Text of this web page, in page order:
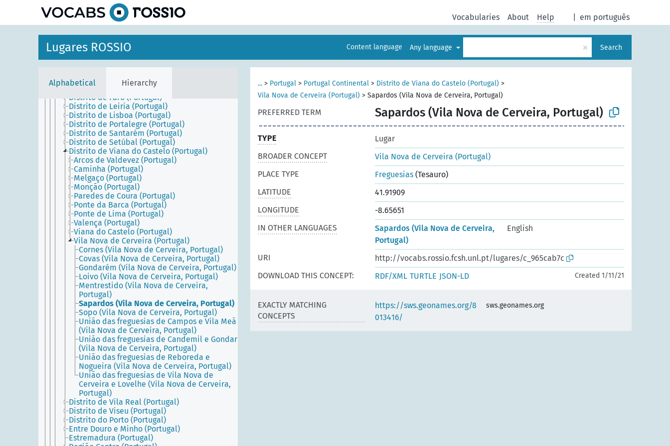
em português
Vocabularies About Help
Lugares ROSSIO Content language Any language × Search
Alphabetical Hierarchy
Área Metropolitana do Porto (Portugal)
Beira (Portugal)
Distrito da Guarda (Portugal)
Distrito de Aveiro (Portugal)
Distrito de Beja (Portugal)
Distrito de Braga (Portugal)
Distrito de Bragança (Portugal)
Distrito de Castelo Branco (Portugal)
Distrito de Coimbra (Portugal)
Distrito de Évora (Portugal)
Distrito de Faro (Portugal)
Distrito de Leiria (Portugal)
Distrito de Lisboa (Portugal)
Distrito de Portalegre (Portugal)
Distrito de Santarém (Portugal)
Distrito de Setúbal (Portugal)
Distrito de Viana do Castelo (Portugal)
Arcos de Valdevez (Portugal)
Caminha (Portugal)
Melgaço (Portugal)
Monção (Portugal)
Paredes de Coura (Portugal)
Ponte da Barca (Portugal)
Ponte de Lima (Portugal)
Valença (Portugal)
Viana do Castelo (Portugal)
Vila Nova de Cerveira (Portugal)
Cornes (Vila Nova de Cerveira, Portugal)
Covas (Vila Nova de Cerveira, Portugal)
Gondarém (Vila Nova de Cerveira, Portugal)
Loivo (Vila Nova de Cerveira, Portugal)
Mentrestido (Vila Nova de Cerveira,
Portugal)
Sapardos (Vila Nova de Cerveira, Portugal)
Sopo (Vila Nova de Cerveira, Portugal)
União das freguesias de Campos e Vila Meã
(Vila Nova de Cerveira, Portugal)
União das freguesias de Candemil e Gondar
(Vila Nova de Cerveira, Portugal)
União das freguesias de Reboreda e
Nogueira (Vila Nova de Cerveira, Portugal)
União das freguesias de Vila Nova de
Cerveira e Lovelhe (Vila Nova de Cerveira,
Portugal)
Distrito de Vila Real (Portugal)
Distrito de Viseu (Portugal)
Distrito do Porto (Portugal)
Entre Douro e Minho (Portugal)
Estremadura (Portugal)
... > Portugal > Portugal Continental > Distrito de Viana do Castelo (Portugal) >
Vila Nova de Cerveira (Portugal) > Sapardos (Vila Nova de Cerveira, Portugal)
PREFERRED TERM Sapardos (Vila Nova de Cerveira, Portugal)
TYPE
Lugar
BROADER CONCEPT
Vila Nova de Cerveira (Portugal)
PLACE TYPE
Freguesias (Tesauro)
LATITUDE
41.91909
LONGITUDE
-8.65651
IN OTHER LANGUAGES
Sapardos (Vila Nova de Cerveira,
Portugal)
English
URI
http://vocabs.rossio.fcsh.unl.pt/lugares/c_965cab7c
DOWNLOAD THIS CONCEPT:
RDF/XML TURTLE JSON-LD Created 1/11/21
EXACTLY MATCHING
CONCEPTS
https://sws.geonames.org/8
013416/
sws.geonames.org